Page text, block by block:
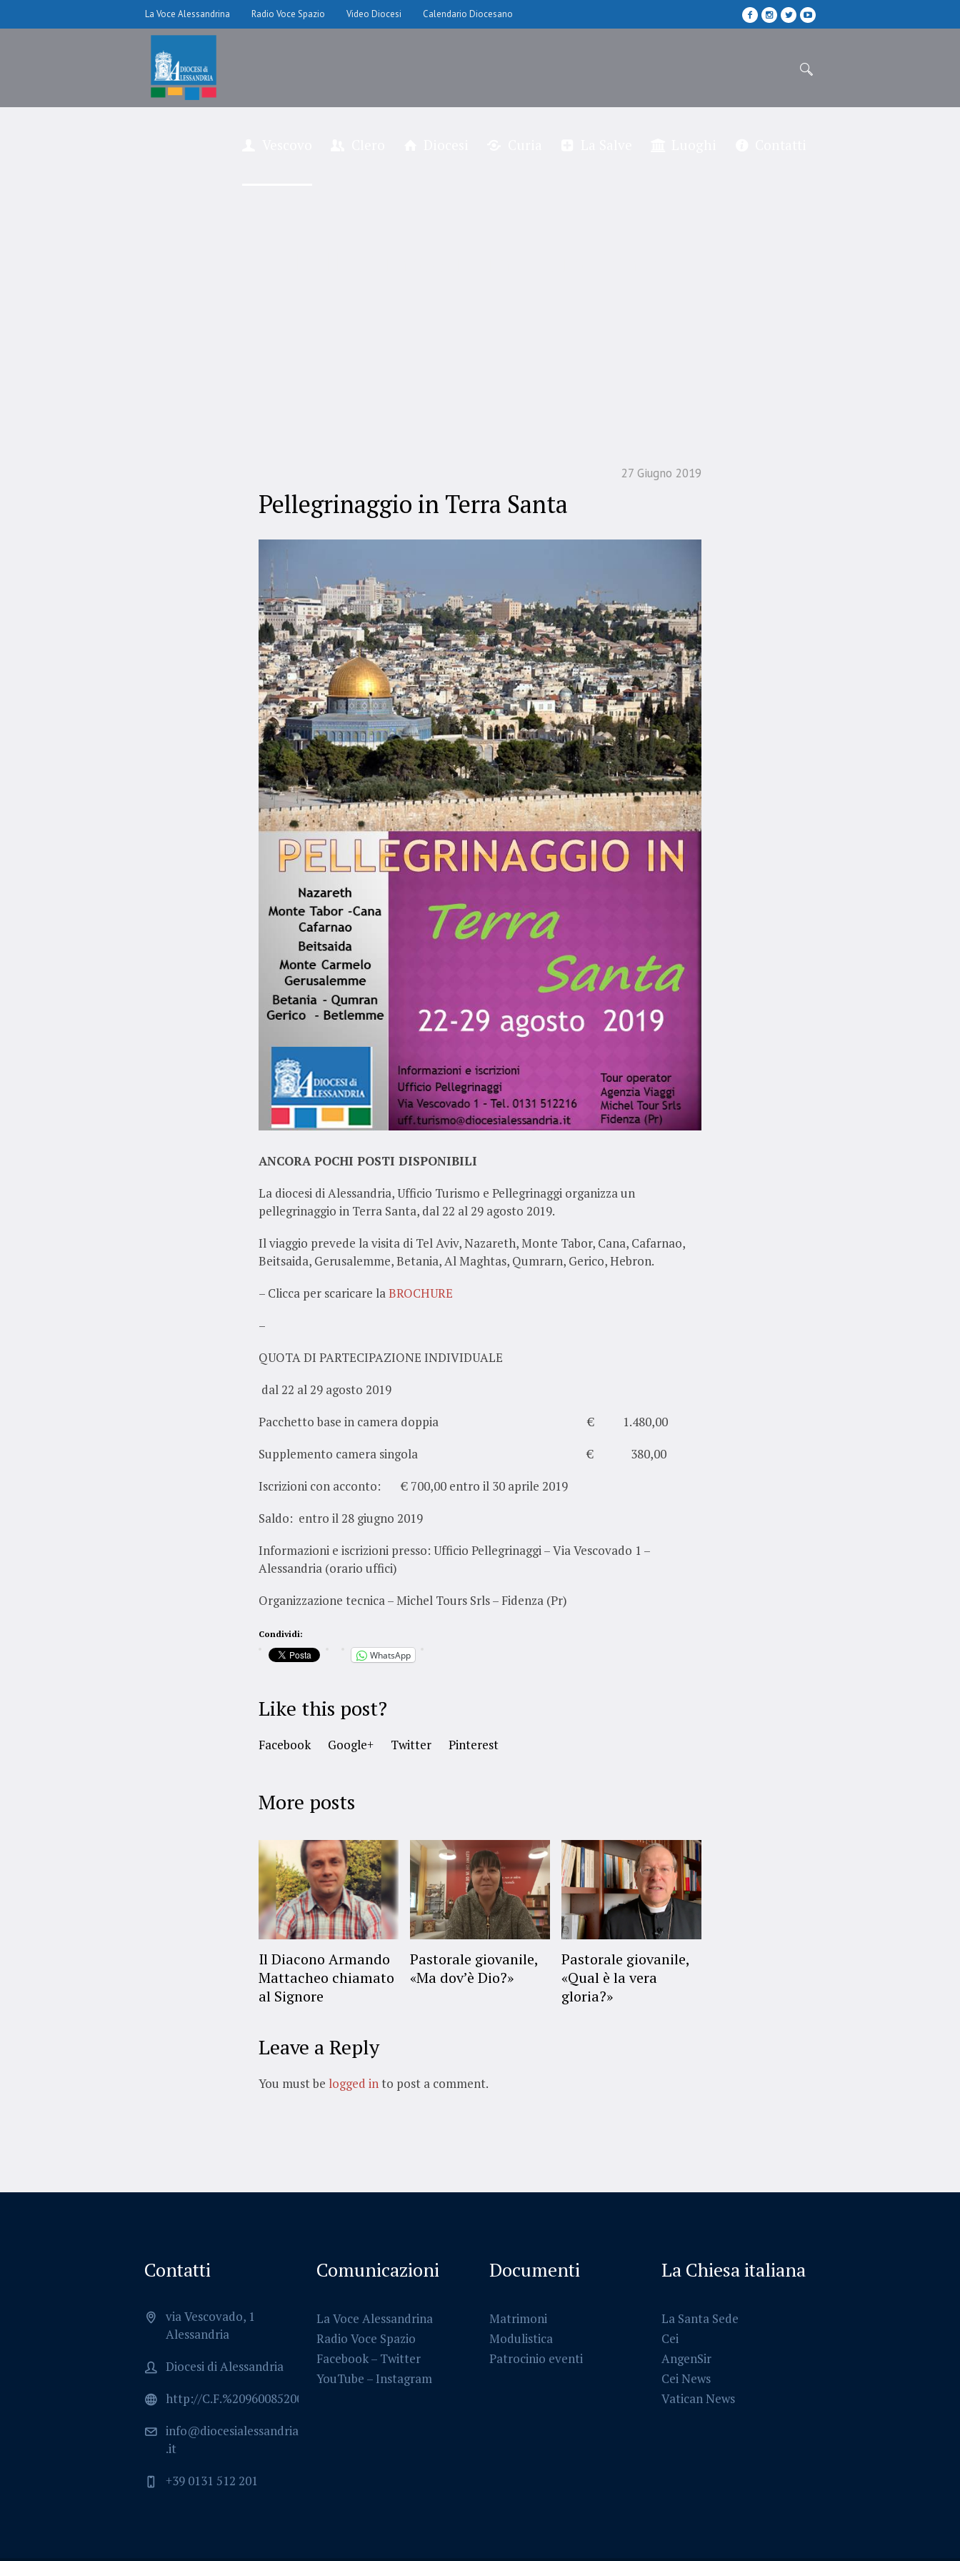
La Voce Alessandrina Radio Voce Spazio Video Diocesi Calendario Diocesano
27 Giugno 2019
Pellegrinaggio in Terra Santa
ANCORA POCHI POSTI DISPONIBILI
La diocesi di Alessandria, Ufficio Turismo e Pellegrinaggi organizza un
pellegrinaggio in Terra Santa, dal 22 al 29 agosto 2019.
Il viaggio prevede la visita di Tel Aviv, Nazareth, Monte Tabor, Cana, Cafarnao,
Beitsaida, Gerusalemme, Betania, Al Maghtas, Qumrarn, Gerico, Hebron.
– Clicca per scaricare laBROCHURE
–
QUOTA DI PARTECIPAZIONE INDIVIDUALE
dal 22 al 29 agosto 2019
Pacchetto base in camera doppia € 1.480,00
Supplemento camera singola € 380,00
Iscrizioni con acconto: € 700,00 entro il 30 aprile 2019
Saldo: entro il 28 giugno 2019
Informazioni e iscrizioni presso: Ufficio Pellegrinaggi – Via Vescovado 1 –
Alessandria (orario uffici)
Organizzazione tecnica – Michel Tours Srls – Fidenza (Pr)
Condividi:
WhatsApp
Like this post?
Facebook Google+ Twitter Pinterest
More posts
Il Diacono Armando
Mattacheo chiamato
al Signore
Pastorale giovanile,
«Ma dov’è Dio?»
Pastorale giovanile,
«Qual è la vera
gloria?»
Leave a Reply
You must be logged into post a comment.
Contatti
via Vescovado, 1
Alessandria
Diocesi di Alessandria
http://C.F.%2096008520064
info@diocesialessandria
.it
+39 0131 512 201
Comunicazioni
La Voce Alessandrina
Radio Voce Spazio
Facebook– Twitter
YouTube – Instagram
Documenti
Matrimoni
Modulistica
Patrocinio eventi
La Chiesa italiana
La Santa Sede
Cei
AngenSir
Cei News
Vatican News